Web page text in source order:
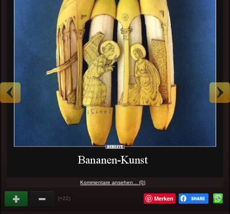
Kommentare ansehen... (0)
(+22) Merken